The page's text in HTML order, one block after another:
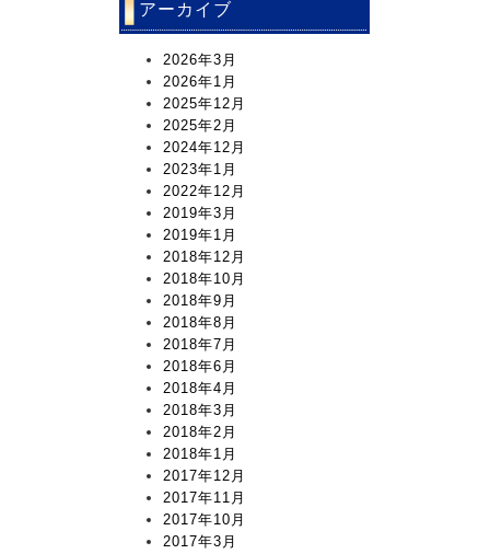
アーカイブ
2026年3月
2026年1月
2025年12月
2025年2月
2024年12月
2023年1月
2022年12月
2019年3月
2019年1月
2018年12月
2018年10月
2018年9月
2018年8月
2018年7月
2018年6月
2018年4月
2018年3月
2018年2月
2018年1月
2017年12月
2017年11月
2017年10月
2017年3月